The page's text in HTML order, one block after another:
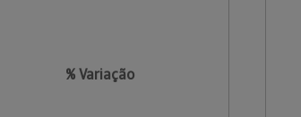
% Variação